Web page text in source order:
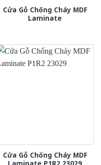
Cửa Gỗ Chống Cháy MDF
Laminate
Cửa Gỗ Chống Cháy MDF